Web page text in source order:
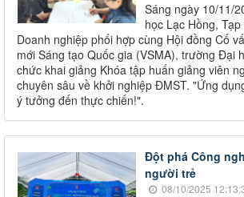
Sáng ngày 10/11/
học Lạc Hồng,
Doanh nghiệp phối hợp cùng Hội đồng Cố
mới Sáng tạo Quốc gia (VSMA), trường Đại
chức khai giảng Khóa tập huấn giảng viên
chuyên sâu về khởi nghiệp ĐMST. "Ứng
ý tưởng đến thực chiến!".
Đột phá Công
người trẻ
08/10/2025